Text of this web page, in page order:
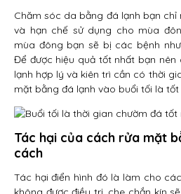
Chăm sóc da bằng đá lạnh bạn
và hạn chế sử dụng cho mùa
mùa đông bạn sẽ bị các bệnh
Để được hiệu quả tốt nhất bạn
lạnh hợp lý và kiên trì cần có thời
mặt bằng đá lạnh vào buổi tối là tốt
Tác hại của cách rửa mặt
cách
Tác hại điển hình đó là làm cho